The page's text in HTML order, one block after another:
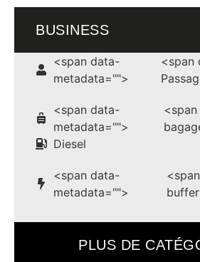
BUSINESS
<span data-
metadata="">
<span
<span data-
metadata="">
Diesel
<span data-
metadata="">
PLUS DE